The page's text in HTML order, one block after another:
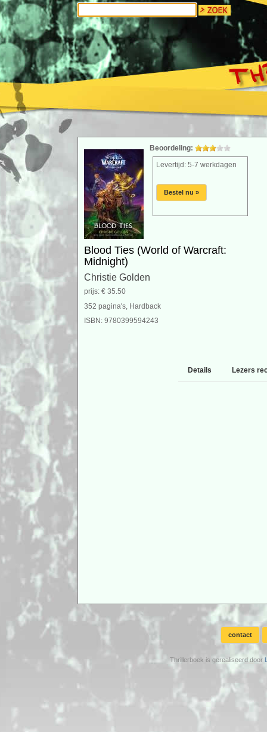
Beoordeling:
Levertijd: 5-7 werkdagen
Bestel nu »
Blood Ties (World of Warcraft:
Midnight)
Christie Golden
prijs: € 35.50
352 pagina's, Hardback
ISBN: 9780399594243
Details Lezers
contact
Thrillerboek is gerealiseerd door